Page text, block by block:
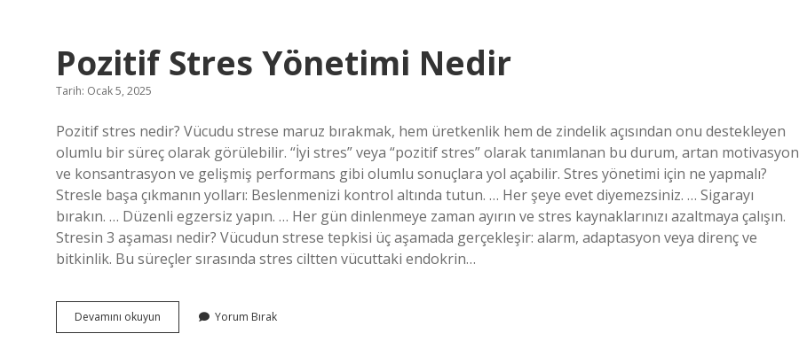
Pozitif Stres Yönetimi Nedir
Tarih: Ocak 5, 2025
Pozitif stres nedir? Vücudu strese maruz bırakmak, hem üretkenlik hem de zindelik açısından onu destekleyen
olumlu bir süreç olarak görülebilir. “İyi stres” veya “pozitif stres” olarak tanımlanan bu durum, artan motivasyon
ve konsantrasyon ve gelişmiş performans gibi olumlu sonuçlara yol açabilir. Stres yönetimi için ne yapmalı?
Stresle başa çıkmanın yolları: Beslenmenizi kontrol altında tutun. … Her şeye evet diyemezsiniz. … Sigarayı
bırakın. … Düzenli egzersiz yapın. … Her gün dinlenmeye zaman ayırın ve stres kaynaklarınızı azaltmaya çalışın.
Stresin 3 aşaması nedir? Vücudun strese tepkisi üç aşamada gerçekleşir: alarm, adaptasyon veya direnç ve
bitkinlik. Bu süreçler sırasında stres ciltten vücuttaki endokrin…
Devamını okuyun
Stres
Yorum Bırak